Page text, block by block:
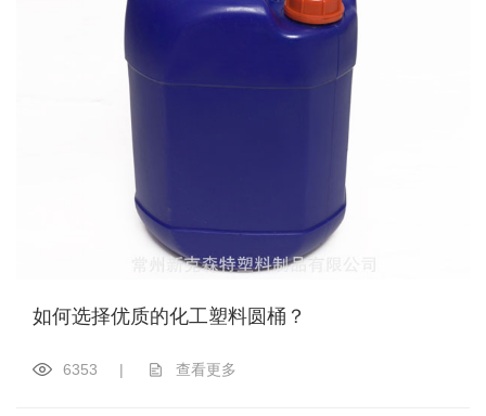
如何选择优质的化工塑料圆桶？
6353 | 查看更多